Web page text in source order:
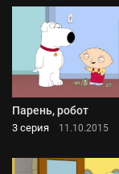
Парень, робот
3 серия 11.10.2015